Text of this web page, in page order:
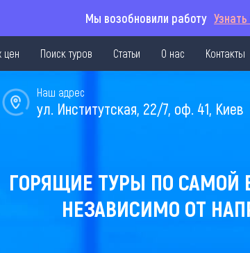
Мы возобновили работу
цен Поиск туров Статьи О нас Контакты
Наш адрес
ул. Институтская, 22/7, оф. 41, Киев
ГОРЯЩИЕ ТУРЫ ПО САМОЙ
НЕЗАВИСИМО ОТ